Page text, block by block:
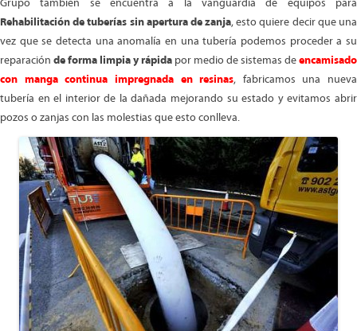
Rehabilitación de tuberías sin apertura de zanja, esto quiere decir que una
vez que se detecta una anomalía en una tubería podemos proceder a su
reparación de forma limpia y rápida por medio de sistemas deencamisado
con manga continua impregnada en resinas, fabricamos una nueva
tubería en el interior de la dañada mejorando su estado y evitamos abrir
pozos o zanjas con las molestias que esto conlleva.